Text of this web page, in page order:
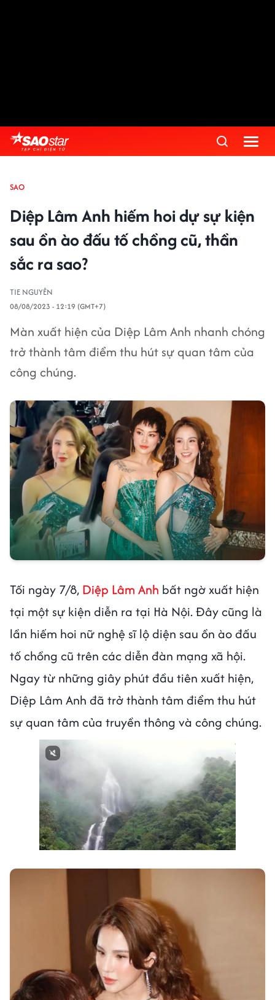
SAO
Diệp Lâm Anh hiếm hoi dự sự kiện
sau ồn ào đấu tố chồng cũ, thần
sắc ra sao?
TIE NGUYÊN
08/08/2023 - 12:19 (GMT+7)
Màn xuất hiện của Diệp Lâm Anh nhanh chóng
trở thành tâm điểm thu hút sự quan tâm của
công chúng.
Tối ngày 7/8, Diệp Lâm Anh bất ngờ xuất hiện
tại một sự kiện diễn ra tại Hà Nội. Đây cũng là
lần hiếm hoi nữ nghệ sĩ lộ diện sau ồn ào đấu
tố chồng cũ trên các diễn đàn mạng xã hội.
Ngay từ những giây phút đầu tiên xuất hiện,
Diệp Lâm Anh đã trở thành tâm điểm thu hút
sự quan tâm của truyền thông và công chúng.
Next video in 1 Cancel